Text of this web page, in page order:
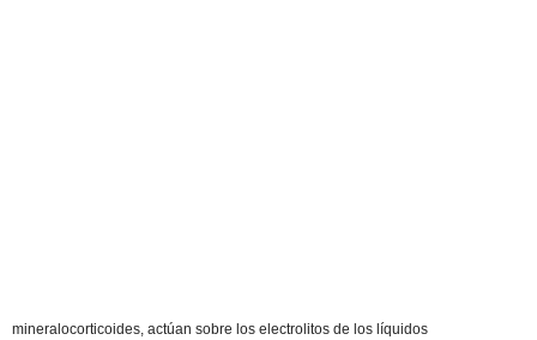
mineralocorticoides, actúan sobre los electrolitos de los líquidos